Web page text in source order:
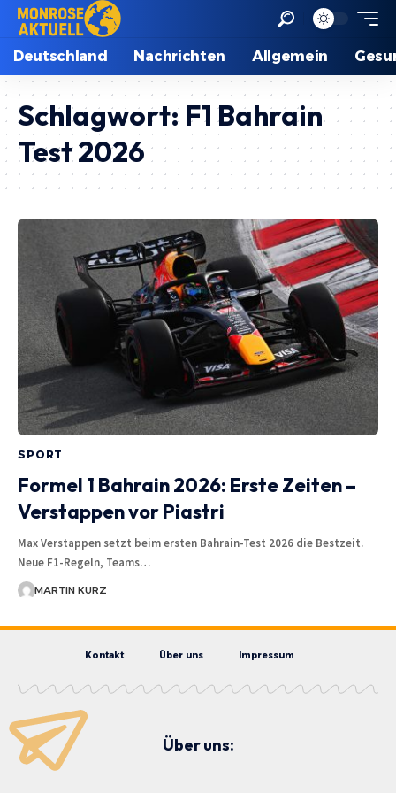
Deutschland Nachrichten Allgemein
Schlagwort: F1 Bahrain
Test 2026
SPORT
Formel 1 Bahrain 2026: Erste Zeiten –
Verstappen vor Piastri
Max Verstappen setzt beim ersten Bahrain-Test 2026 die Bestzeit.
Neue F1-Regeln, Teams…
MARTIN KURZ
Kontakt Über uns Impressum
Über uns: